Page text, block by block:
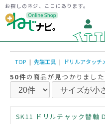
お探しのネジ、ここにあります。
TOP | 先端工具 | ドリルアタッチ
50件の商品が見つかりました
SK11 ドリルチャック替軸